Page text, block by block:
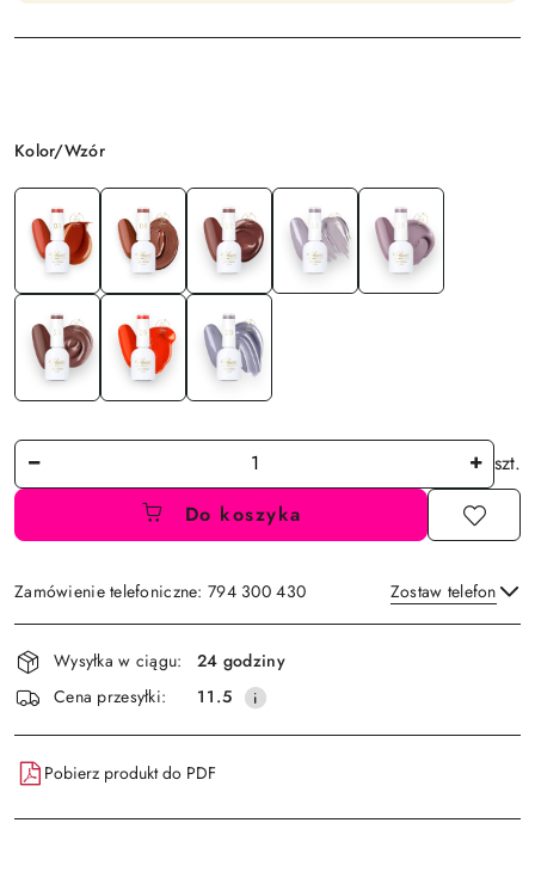
Wariant
Kolor/Wzór
Ilość
szt.
Do koszyka
Zamówienie telefoniczne: 794 300 430 Zostaw telefon
Wyślij
Dostępność
i
dostawa
Wysyłka w ciągu:
24 godziny
Cena przesyłki:
11.5
Pobierz produkt do PDF